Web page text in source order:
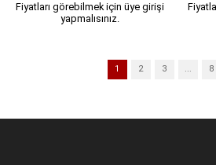
Fiyatları görebilmek için üye girişi
yapmalısınız.
1 2 3 ... 8